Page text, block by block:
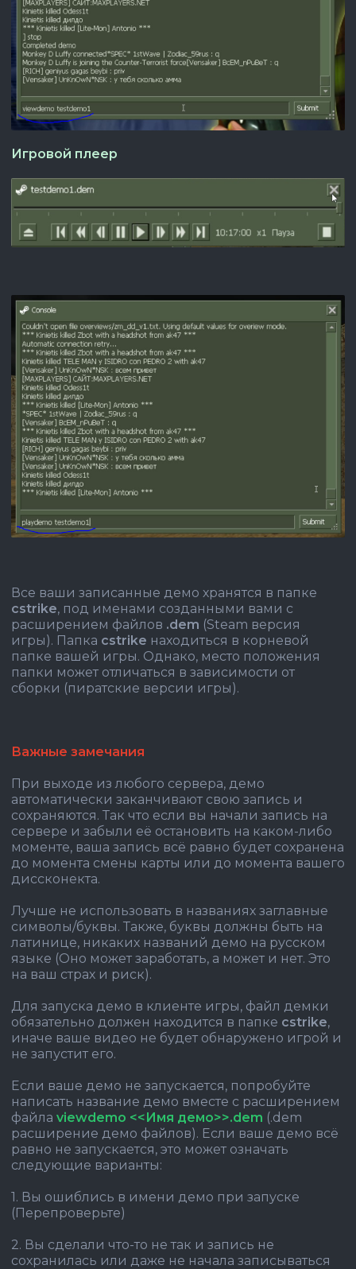
Игровой плеер
Все ваши записанные демо хранятся в папке
cstrike, под именами созданными вами с
расширением файлов .dem (Steam версия
игры). Папка cstrike находиться в корневой
папке вашей игры. Однако, место положения
папки может отличаться в зависимости от
сборки (пиратские версии игры).
Важные замечания
При выходе из любого сервера, демо
автоматически заканчивают свою запись и
сохраняются. Так что если вы начали запись на
сервере и забыли её остановить на каком-либо
моменте, ваша запись всё равно будет сохранена
до момента смены карты или до момента вашего
диссконекта.
Лучше не использовать в названиях заглавные
символы/буквы. Также, буквы должны быть на
латинице, никаких названий демо на русском
языке (Оно может заработать, а может и нет. Это
на ваш страх и риск).
Для запуска демо в клиенте игры, файл демки
обязательно должен находится в папке cstrike,
иначе ваше видео не будет обнаружено игрой и
не запустит его.
Если ваше демо не запускается, попробуйте
написать название демо вместе с расширением
файла viewdemo <<Имя демо>>.dem (.dem
расширение демо файлов). Если ваше демо всё
равно не запускается, это может означать
следующие варианты:
1. Вы ошиблись в имени демо при запуске
(Перепроверьте)
2. Вы сделали что-то не так и запись не
сохранилась или даже не начала записываться